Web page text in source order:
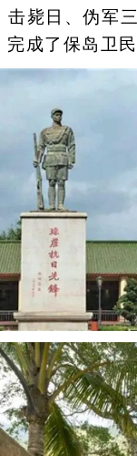
击毙日、伪军
成了保岛卫民